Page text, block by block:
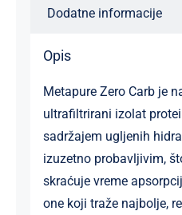
Dodatne informacije
Opis
Metapure Zero Carb je
ultrafiltrirani izolat
sadržajem ugljenih
izuzetno probavljivim,
skraćuje vreme
one koji traže najbolje,